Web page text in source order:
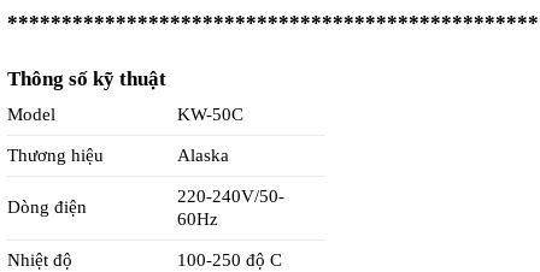
Thông số kỹ thuật
Model KW-50C
Thương hiệu Alaska
Dòng điện
220-240V/50-
60Hz
Nhiệt độ 100-250 độ C